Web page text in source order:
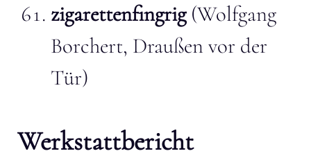
zigarettenfingrig(Wolfgang
Borchert, Draußen vor der
Tür)
Werkstattbericht